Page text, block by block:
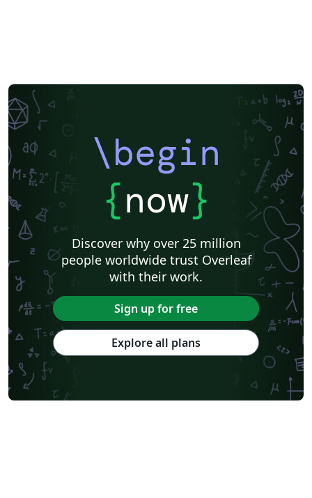
\begin
{now}
Discover why over 25 million
people worldwide trust Overleaf
with their work.
Sign up for free
Explore all plans